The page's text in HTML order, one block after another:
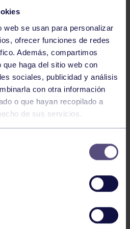
web se usan para personalizar
ofrecer funciones de redes
Además, compartimos
haga del sitio web con
sociales, publicidad y análisis
con otra información
o que hayan recopilado a
de sus servicios.
2026
CON